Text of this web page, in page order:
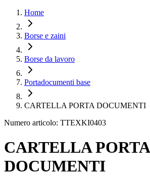
Home
Borse e zaini
Borse da lavoro
Portadocumenti base
CARTELLA PORTA DOCUMENTI
Numero articolo: TTEXKI0403
CARTELLA PORTA
DOCUMENTI